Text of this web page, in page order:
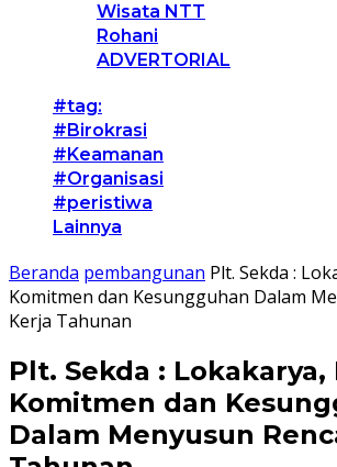
Wisata NTT
Rohani
ADVERTORIAL
#tag:
#Birokrasi
#Keamanan
#Organisasi
#peristiwa
Lainnya
Beranda pembangunan Plt. Sekda :
Komitmen dan Kesungguhan Dalam
Kerja Tahunan
Plt. Sekda :
Komitmen dan
Dalam Menyusun